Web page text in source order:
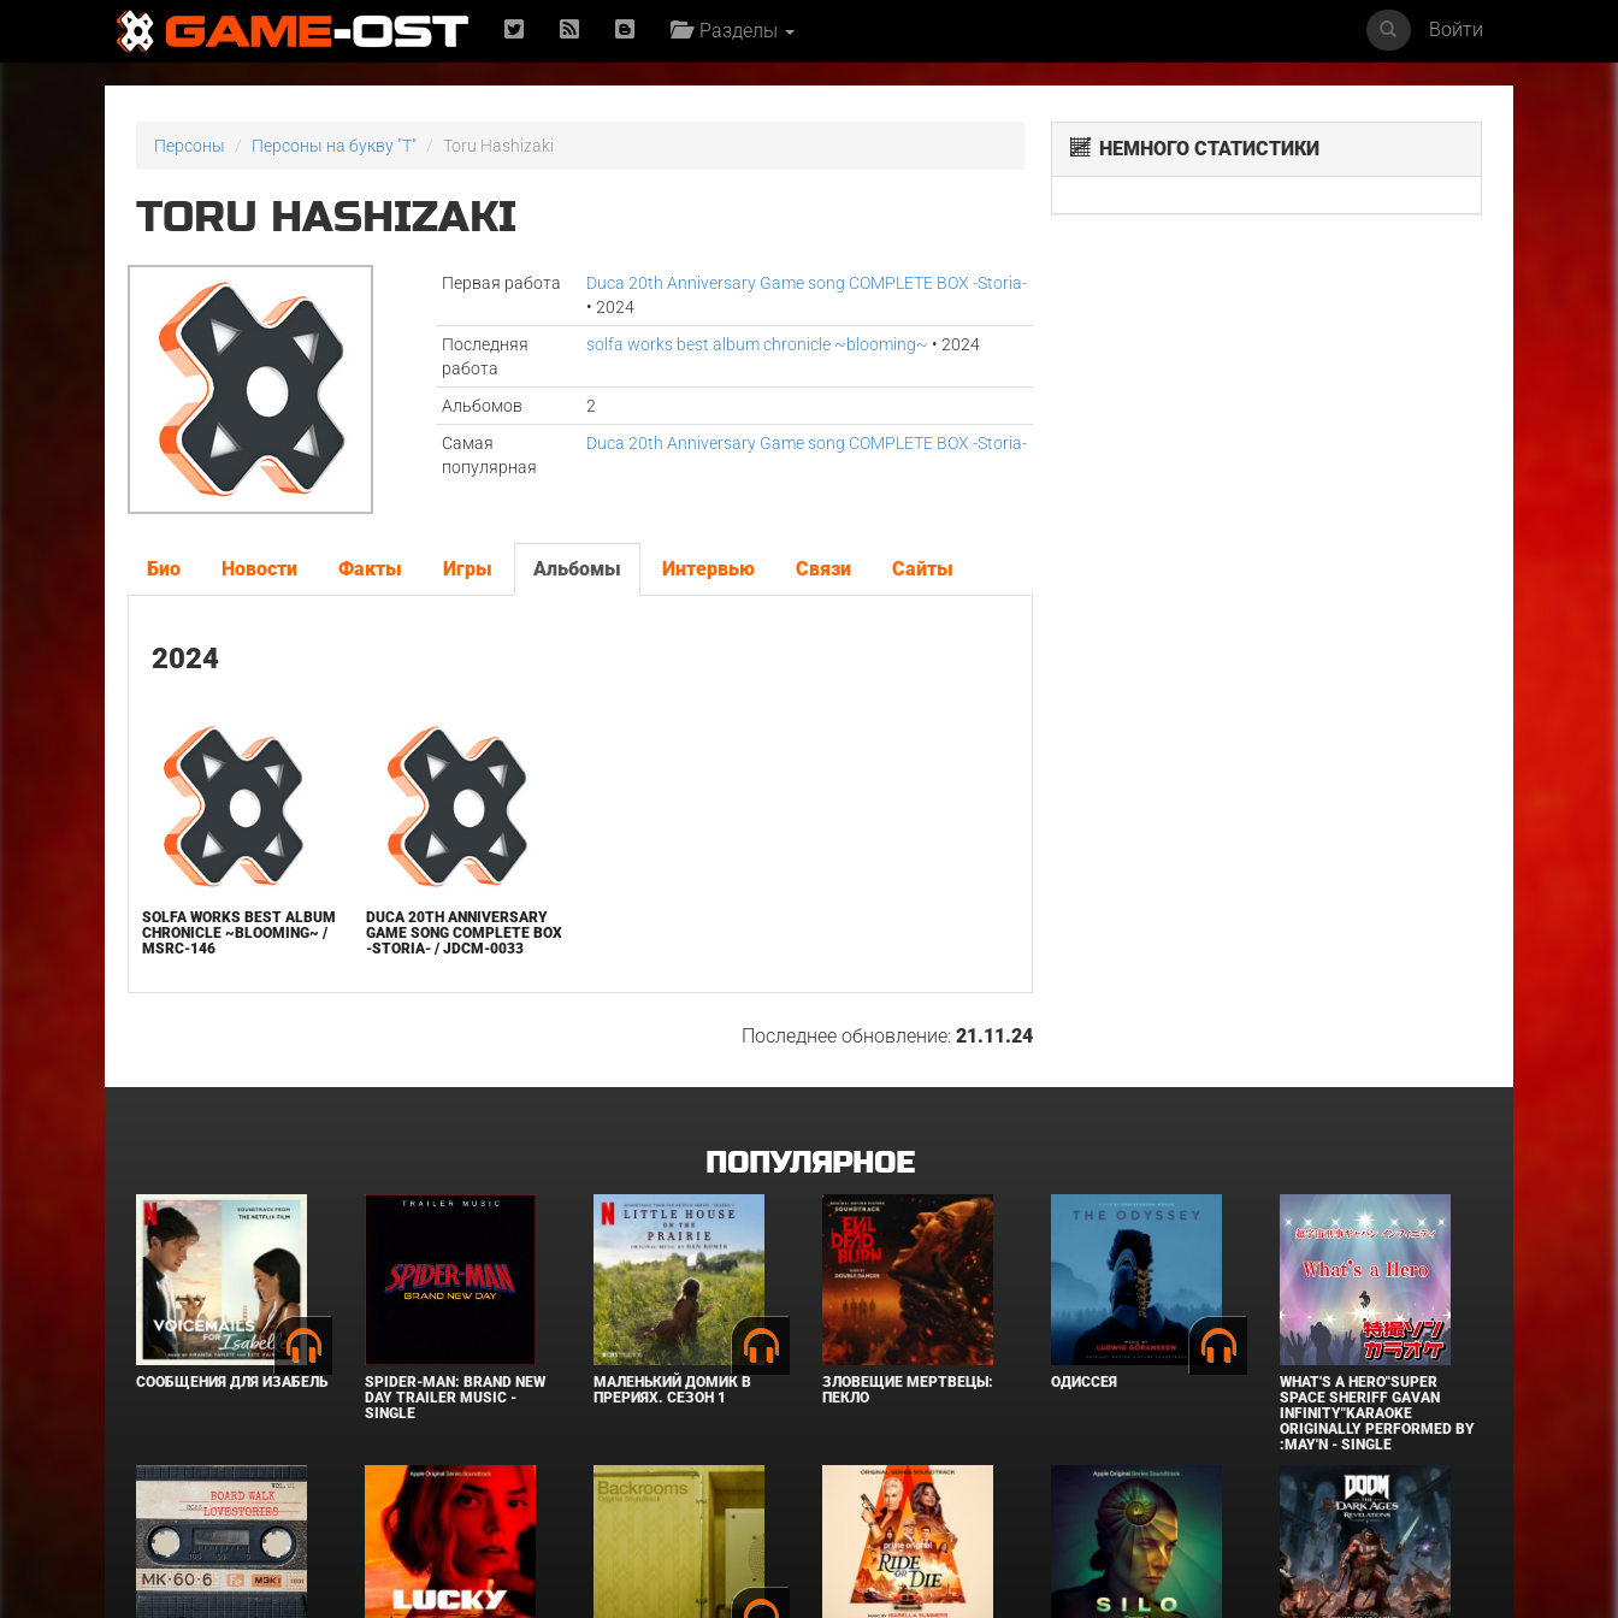
Разделы Войти
Персоны Персоны на букву "T" Toru Hashizaki
TORU HASHIZAKI
Первая работа
Duca 20th Anniversary Game song COMPLETE BOX -Storia-
• 2024
Последняя
работа
solfa works best album chronicle ~blooming~ • 2024
Альбомов
2
Самая
популярная
Duca 20th Anniversary Game song COMPLETE BOX -Storia-
Био Новости Факты Игры Альбомы Интервью Связи Сайты
2024
SOLFA WORKS BEST ALBUM
CHRONICLE ~BLOOMING~ /
MSRC-146
DUCA 20TH ANNIVERSARY
GAME SONG COMPLETE BOX
-STORIA- / JDCM-0033
Последнее обновление: 21.11.24
НЕМНОГО СТАТИСТИКИ
ПОПУЛЯРНОЕ
СООБЩЕНИЯ ДЛЯ ИЗАБЕЛЬ
SPIDER-MAN: BRAND NEW
DAY TRAILER MUSIC -
SINGLE
МАЛЕНЬКИЙ ДОМИК В
ПРЕРИЯХ. СЕЗОН 1
ЗЛОВЕЩИЕ МЕРТВЕЦЫ:
ПЕКЛО
ОДИССЕЯ
WHAT'S A HERO"SUPER
SPACE SHERIFF GAVAN
INFINITY"KARAOKE
ORIGINALLY PERFORMED BY
:MAY'N - SINGLE